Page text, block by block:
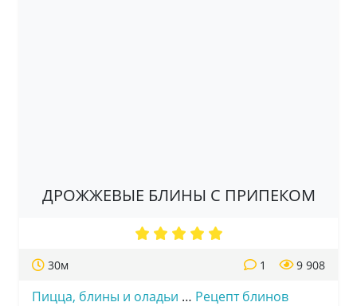
ДРОЖЖЕВЫЕ БЛИНЫ С ПРИПЕКОМ
30м 9 908
1
Пицца, блины и оладьи … Рецепт блинов